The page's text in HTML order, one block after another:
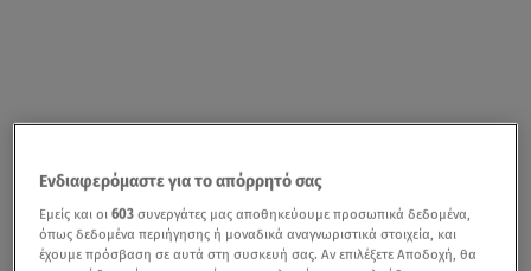
Ενδιαφερόμαστε για το απόρρητό σας
Εμείς και οι603 συνεργάτες μας αποθηκεύουμε προσωπικά δεδομένα,
όπως δεδομένα περιήγησης ή μοναδικά αναγνωριστικά στοιχεία, και
έχουμε πρόσβαση σε αυτά στη συσκευή σας. Αν επιλέξετε Αποδοχή, θα